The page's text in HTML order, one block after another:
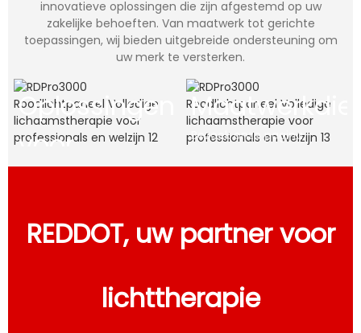
innovatieve oplossingen die zijn afgestemd op uw
zakelijke behoeften. Van maatwerk tot gerichte
toepassingen, wij bieden uitgebreide ondersteuning om
uw merk te versterken.
Oplossingen
voor
oplossingen om te zien
hoe de professionele
worden geïntegreerd in uw
Bezoek onze pagina
te ontdekken hoe we onze
merkbehoeften. Zo zorgen
we voor unieke
weerspiegelen en uw
marktpositie versterken.
REDDOT, uw partner voor
lichttherapie